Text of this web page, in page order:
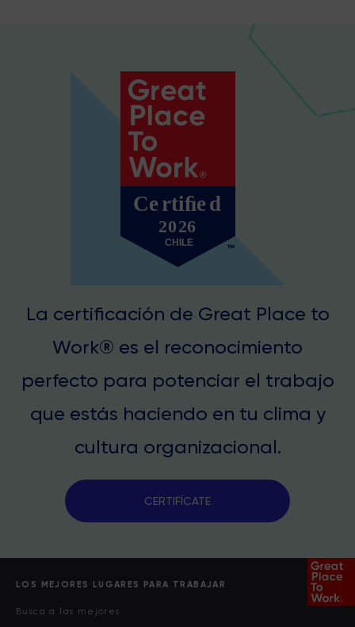
La certificación de Great Place to
Work® es el reconocimiento
perfecto para potenciar el trabajo
que estás haciendo en tu clima y
cultura organizacional.
CERTIFÍCATE
LOS MEJORES LUGARES PARA TRABAJAR
Busca a las mejores